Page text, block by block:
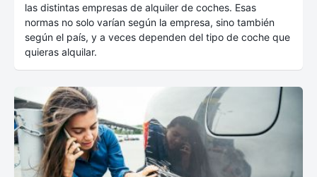
las distintas empresas de alquiler de coches. Esas
normas no solo varían según la empresa, sino también
según el país, y a veces dependen del tipo de coche que
quieras alquilar.